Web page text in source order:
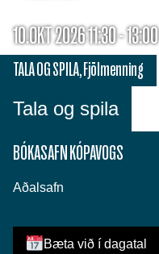
10.OKT 2026 11:30 - 13:00
Tala og spila
TALA OG SPILA, Fjölmenning
BÓKASAFN KÓPAVOGS
Aðalsafn
Bæta við í dagatal